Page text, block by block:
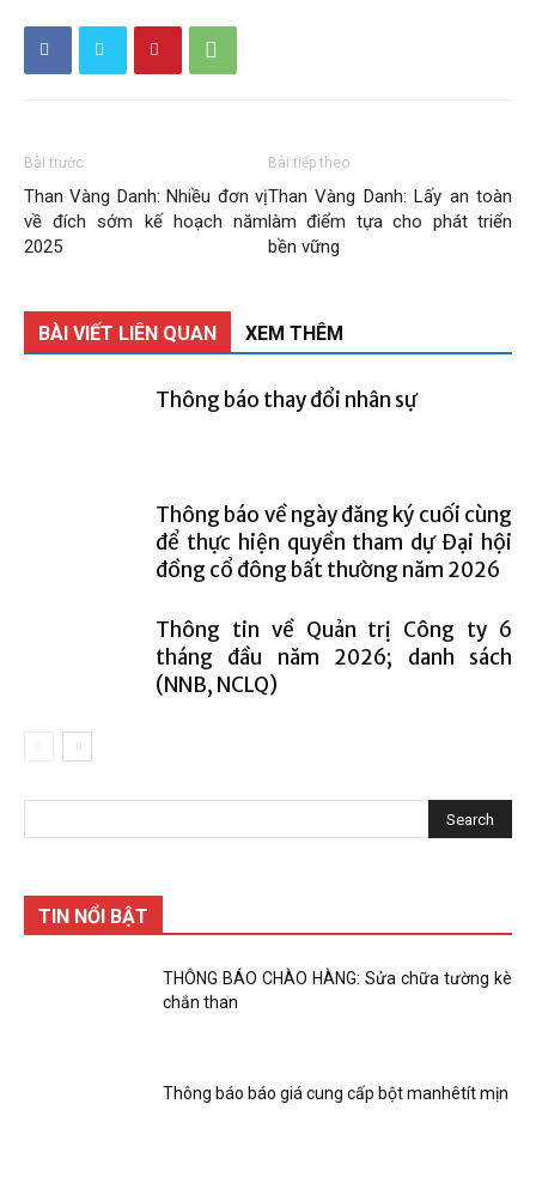
Bài trước
Than Vàng Danh: Nhiều đơn vị
về đích sớm kế hoạch năm
2025
Bài tiếp theo
Than Vàng Danh: Lấy an toàn
làm điểm tựa cho phát triển
bền vững
BÀI VIẾT LIÊN QUAN XEM THÊM
Thông báo thay đổi nhân sự
Thông báo về ngày đăng ký cuối cùng
để thực hiện quyền tham dự Đại hội
đồng cổ đông bất thường năm 2026
Thông tin về Quản trị Công ty 6
tháng đầu năm 2026; danh sách
(NNB, NCLQ)
TIN NỔI BẬT
THÔNG BÁO CHÀO HÀNG: Sửa chữa tường kè
chắn than
Thông báo báo giá cung cấp bột manhêtít mịn